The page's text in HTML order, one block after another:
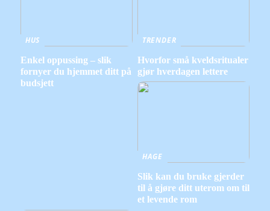
HUS
Enkel oppussing – slik
fornyer du hjemmet ditt på
budsjett
TRENDER
Hvorfor små kveldsritualer
gjør hverdagen lettere
HAGE
Slik kan du bruke gjerder
til å gjøre ditt uterom om til
et levende rom